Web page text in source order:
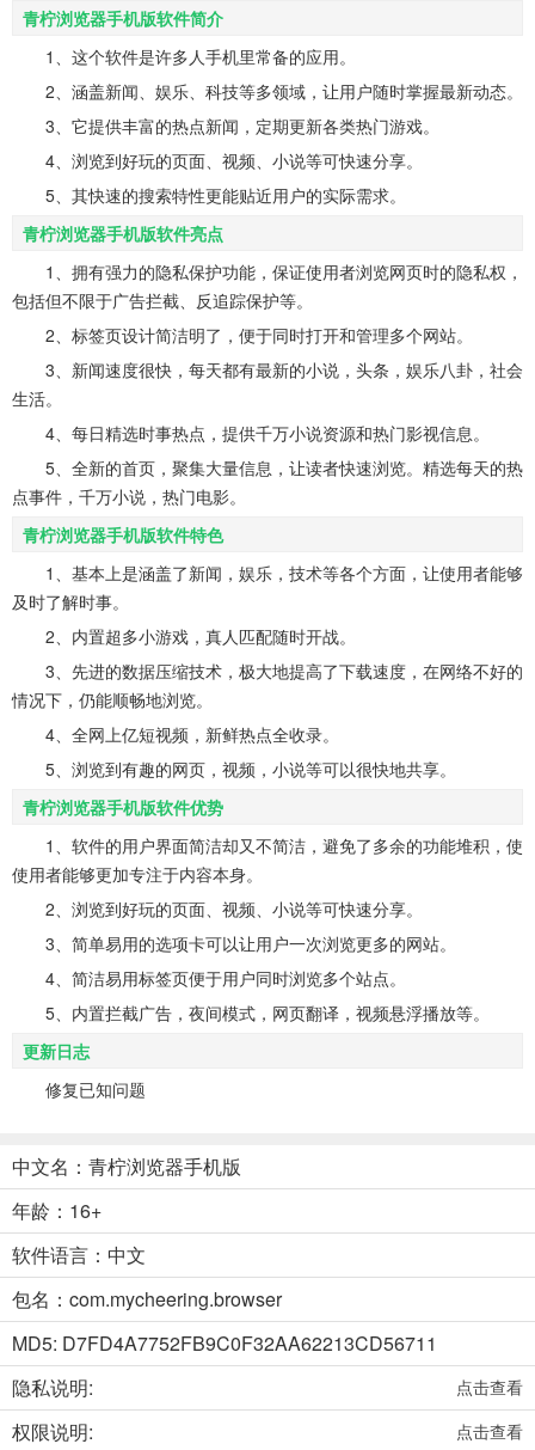
青柠浏览器手机版软件简介
1、这个软件是许多人手机里常备的应用。
2、涵盖新闻、娱乐、科技等多领域，让用户随时掌握最新动态。
3、它提供丰富的热点新闻，定期更新各类热门游戏。
4、浏览到好玩的页面、视频、小说等可快速分享。
5、其快速的搜索特性更能贴近用户的实际需求。
青柠浏览器手机版软件亮点
1、拥有强力的隐私保护功能，保证使用者浏览网页时的隐私权，
包括但不限于广告拦截、反追踪保护等。
2、标签页设计简洁明了，便于同时打开和管理多个网站。
3、新闻速度很快，每天都有最新的小说，头条，娱乐八卦，社会
生活。
4、每日精选时事热点，提供千万小说资源和热门影视信息。
5、全新的首页，聚集大量信息，让读者快速浏览。精选每天的热
点事件，千万小说，热门电影。
青柠浏览器手机版软件特色
1、基本上是涵盖了新闻，娱乐，技术等各个方面，让使用者能够
及时了解时事。
2、内置超多小游戏，真人匹配随时开战。
3、先进的数据压缩技术，极大地提高了下载速度，在网络不好的
情况下，仍能顺畅地浏览。
4、全网上亿短视频，新鲜热点全收录。
5、浏览到有趣的网页，视频，小说等可以很快地共享。
青柠浏览器手机版软件优势
1、软件的用户界面简洁却又不简洁，避免了多余的功能堆积，使
使用者能够更加专注于内容本身。
2、浏览到好玩的页面、视频、小说等可快速分享。
3、简单易用的选项卡可以让用户一次浏览更多的网站。
4、简洁易用标签页便于用户同时浏览多个站点。
5、内置拦截广告，夜间模式，网页翻译，视频悬浮播放等。
更新日志
修复已知问题
中文名：青柠浏览器手机版
年龄：16+
软件语言：中文
包名：com.mycheering.browser
MD5: D7FD4A7752FB9C0F32AA62213CD56711
隐私说明:
点击查看
权限说明: 点击查看